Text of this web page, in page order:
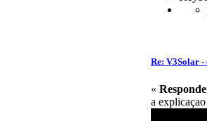
Re: V3Solar -
«
a